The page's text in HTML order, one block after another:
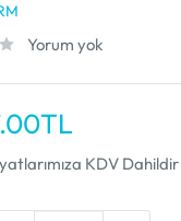
Yorum yok
KDV Dahildir